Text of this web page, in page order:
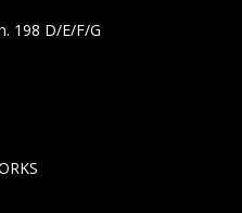
D/E/F/G